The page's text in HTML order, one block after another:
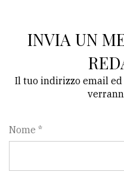
INVIA UN
Il tuo indirizzo email
Nome *